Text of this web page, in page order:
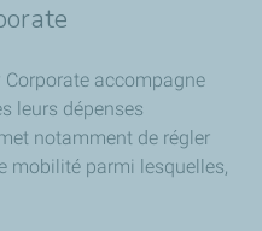
accompagne
leurs dépenses
notamment de régler
mobilité parmi lesquelles,